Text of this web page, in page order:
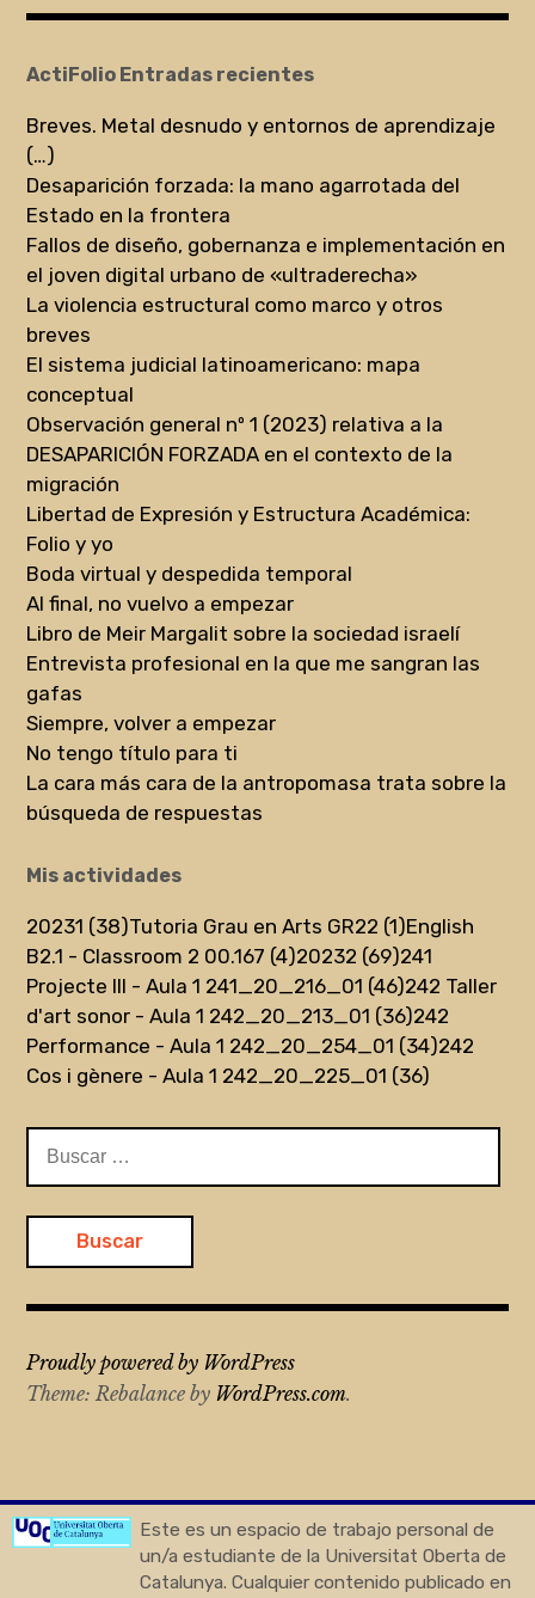
ActiFolio Entradas recientes
Breves. Metal desnudo y entornos de aprendizaje
(…)
Desaparición forzada: la mano agarrotada del
Estado en la frontera
Fallos de diseño, gobernanza e implementación en
el joven digital urbano de «ultraderecha»
La violencia estructural como marco y otros
breves
El sistema judicial latinoamericano: mapa
conceptual
Observación general nº 1 (2023) relativa a la
DESAPARICIÓN FORZADA en el contexto de la
migración
Libertad de Expresión y Estructura Académica:
Folio y yo
Boda virtual y despedida temporal
Al final, no vuelvo a empezar
Libro de Meir Margalit sobre la sociedad israelí
Entrevista profesional en la que me sangran las
gafas
Siempre, volver a empezar
No tengo título para ti
La cara más cara de la antropomasa trata sobre la
búsqueda de respuestas
Mis actividades
20231 (38)Tutoria Grau en Arts GR22 (1)English
B2.1 - Classroom 2 00.167 (4)20232 (69)241
Projecte III - Aula 1 241_20_216_01 (46)242 Taller
d'art sonor - Aula 1 242_20_213_01 (36)242
Performance - Aula 1 242_20_254_01 (34)242
Cos i gènere - Aula 1 242_20_225_01 (36)
Proudly powered by WordPress
Theme: Rebalance by WordPress.com.
Este es un espacio de trabajo personal de
un/a estudiante de la Universitat Oberta de
Catalunya. Cualquier contenido publicado en